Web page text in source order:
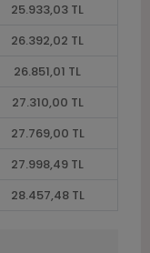
25.933,03 TL
26.392,02 TL
26.851,01 TL
27.310,00 TL
27.769,00 TL
27.998,49 TL
28.457,48 TL